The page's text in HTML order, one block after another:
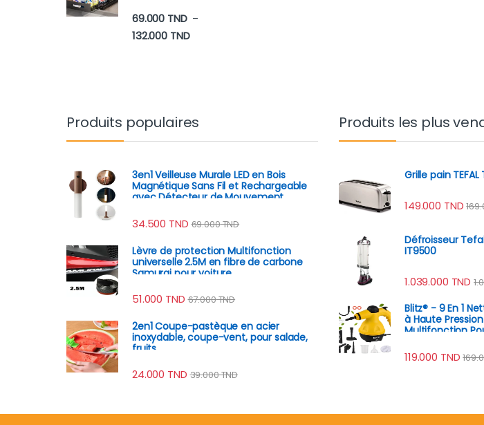
salle de bain (2 pcs)
69.000 TND –
132.000 TNDPlage de prix : 69.000 TND à 132.000 TND
Produits populaires
3en1 Veilleuse Murale LED en Bois
Magnétique Sans Fil et Rechargeable
avec Détecteur de Mouvement
34.500 TND 69.000TND
Lèvre de protection Multifonction
universelle 2.5M en fibre de carbone
Samurai pour voiture
51.000 TND 67.000TND
2en1 Coupe-pastèque en acier
inoxydable, coupe-vent, pour salade,
fruits
24.000 TND 39.000TND
Produits les plus
Grille pain TEFAL
149.000 TND
Défroisseur
IT9500
1.039.000 TND
Blitz® - 9 En 1
à Haute
Multifonction
119.000 TND